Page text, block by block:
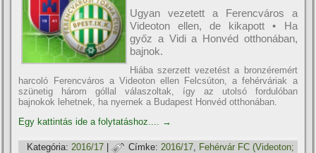
Ugyan vezetett a Ferencváros a
Videoton ellen, de kikapott • Ha
győz a Vidi a Honvéd otthonában,
bajnok.
Hiába szerzett vezetést a bronzéremért
harcoló Ferencváros a Videoton ellen Felcsúton, a fehérváriak a
szünetig három góllal válaszoltak, í­gy az utolsó fordulóban
bajnokok lehetnek, ha nyernek a Budapest Honvéd otthonában.
Egy kattintás ide a folytatáshoz....
→
Kategória: 2016/17 | Címke: 2016/17, Fehérvár FC (Videoton;